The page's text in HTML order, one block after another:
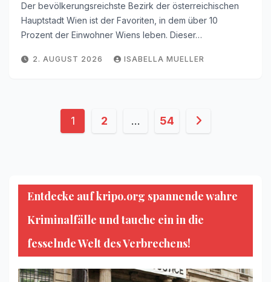
Der bevölkerungsreichste Bezirk der österreichischen
Hauptstadt Wien ist der Favoriten, in dem über 10
Prozent der Einwohner Wiens leben. Dieser…
2. AUGUST 2026 ISABELLA MUELLER
Seitennummerierung
1 2 … 54
Entdecke auf kripo.org spannende wahre
Kriminalfälle und tauche ein in die
fesselnde Welt des Verbrechens!